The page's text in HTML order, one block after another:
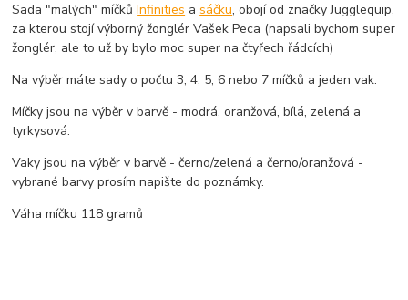
Sada "malých" míčkůInfinities asáčku, obojí od značky Jugglequip,
za kterou stojí výborný žonglér Vašek Peca (napsali bychom super
žonglér, ale to už by bylo moc super na čtyřech řádcích)
Na výběr máte sady o počtu 3, 4, 5, 6 nebo 7 míčků a jeden vak.
Míčky jsou na výběr v barvě - modrá, oranžová, bílá, zelená a
tyrkysová.
Vaky jsou na výběr v barvě - černo/zelená a černo/oranžová -
vybrané barvy prosím napište do poznámky.
Váha míčku 118 gramů